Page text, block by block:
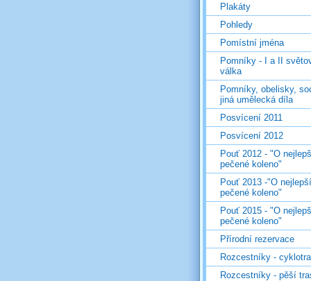
Plakáty
Pohledy
Pomístní jména
Pomníky - I a II
válka
Pomníky, obelisky,
jiná umělecká díla
Posvícení 2011
Posvícení 2012
Pouť 2012 - "O
pečené koleno"
Pouť 2013 -"O nejlepší
pečené koleno"
Pouť 2015 - "O
pečené koleno"
Přírodní rezervace
Rozcestníky -
Rozcestníky - pěší